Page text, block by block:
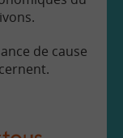
de cause